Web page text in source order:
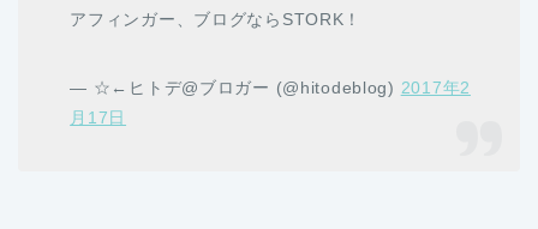
アフィンガー、ブログならSTORK！
— ☆←ヒトデ@ブロガー (@hitodeblog) 2017年2
月17日